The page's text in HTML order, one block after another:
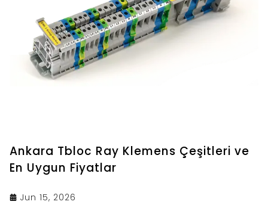
Ankara Tbloc Ray Klemens Çeşitleri ve
En Uygun Fiyatlar
Jun 15, 2026